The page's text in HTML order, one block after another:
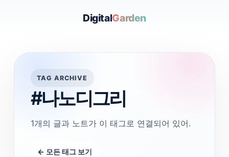
DigitalGarden
TAG ARCHIVE
#나노디그리
1개의 글과 노트가 이 태그로 연결되어 있어.
← 모든 태그 보기